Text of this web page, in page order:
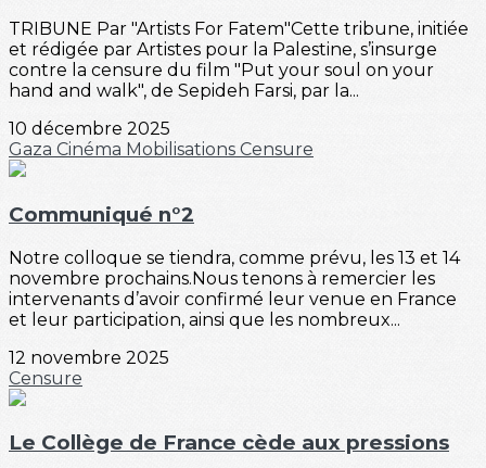
TRIBUNE Par "Artists For Fatem"Cette tribune, initiée
et rédigée par Artistes pour la Palestine, s’insurge
contre la censure du film "Put your soul on your
hand and walk", de Sepideh Farsi, par la...
10 décembre 2025
Gaza Cinéma Mobilisations Censure
Communiqué n°2
Notre colloque se tiendra, comme prévu, les 13 et 14
novembre prochains.Nous tenons à remercier les
intervenants d’avoir confirmé leur venue en France
et leur participation, ainsi que les nombreux...
12 novembre 2025
Censure
Le Collège de France cède aux pressions